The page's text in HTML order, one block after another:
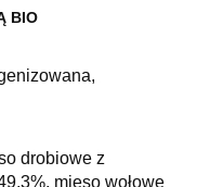
BIO
drobiowe z
mięso wołowe